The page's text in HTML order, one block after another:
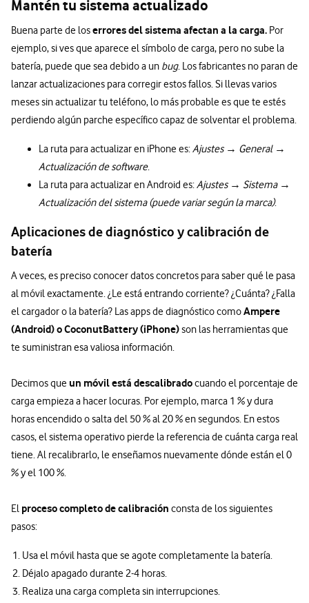
Mantén tu sistema actualizado
Buena parte de loserrores del sistema afectan a la carga. Por
ejemplo, si ves que aparece el símbolo de carga, pero no sube la
batería, puede que sea debido a un bug. Los fabricantes no paran de
lanzar actualizaciones para corregir estos fallos. Si llevas varios
meses sin actualizar tu teléfono, lo más probable es que te estés
perdiendo algún parche específico capaz de solventar el problema.
La ruta para actualizar en iPhone es:Ajustes → General →
Actualización de software.
La ruta para actualizar en Android es:Ajustes → Sistema →
Actualización del sistema (puede variar según la marca).
Aplicaciones de diagnóstico y calibración de
batería
A veces, es preciso conocer datos concretos para saber qué le pasa
al móvil exactamente. ¿Le está entrando corriente? ¿Cuánta? ¿Falla
el cargador o la batería? Las apps de diagnóstico comoAmpere
(Android) o CoconutBattery (iPhone)son las herramientas que
te suministran esa valiosa información.
Decimos que un móvil está descalibradocuando el porcentaje de
carga empieza a hacer locuras. Por ejemplo, marca 1 % y dura
horas encendido o salta del 50 % al 20 % en segundos. En estos
casos, el sistema operativo pierde la referencia de cuánta carga real
tiene. Al recalibrarlo, le enseñamos nuevamente dónde están el 0
% y el 100 %.
El proceso completo de calibración consta de los siguientes
pasos:
Usa el móvil hasta que se agote completamente la batería.
Déjalo apagado durante 2-4 horas.
Realiza una carga completa sin interrupciones.